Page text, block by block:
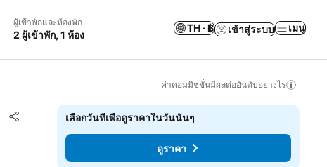
ผู้เข้าพักและห้องพัก
2 ผู้เข้าพัก, 1 ห้อง
TH · ฿ เข้าสู่ระบบ เมนู
ค่าคอมมิชชั่นมีผลต่ออันดับอย่างไร
แชร์
เพิ่มในรายการโปรด
เลือกวันที่เพื่อดูราคาในวันนั้นๆ
ดูราคา